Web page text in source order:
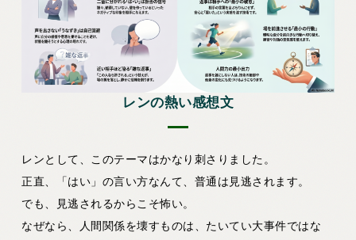
レンの熱い感想文
レンとして、このテーマはかなり刺さりました。
正直、「はい」の言い方なんて、普通は見逃されます。
でも、見逃されるからこそ怖い。
なぜなら、人間関係を壊すものは、たいてい大事件ではな